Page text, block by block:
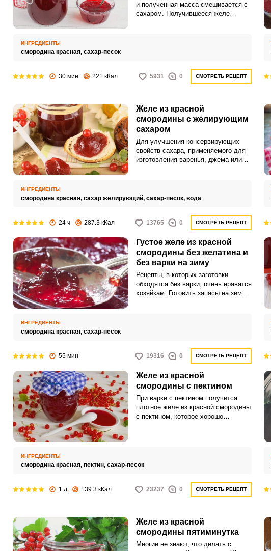
и полученная масса смешивается с
сахаром. Получившееся желе
ИНГРЕДИЕНТЫ
смородина красная, сахар-песок
30 мин 221 кКал 5931 0 СМОТРЕТЬ РЕЦЕПТ
Желе из красной
смородины с желирующим
сахаром
Для улучшения консервирующих
свойств сахара, применяемого для
изготовления варенья, джема или
сахар позволяет приготовить любое
загустевает за считанные минуты,
что не происходит, когда
ИНГРЕДИЕНТЫ
смородина красная, сахар желирующий, сахар-песок, вода
24 ч 287.3 кКал 13765 0 СМОТРЕТЬ РЕЦЕПТ
Густое желе из красной
смородины без желатина и
без варки на зиму
Рецепты, в которых заготовки
обходятся без варки, очень нравятся
хозяйкам. Готовить запасы на зиму –
ИНГРЕДИЕНТЫ
смородина красная, сахар-песок
55 мин 19316 0 СМОТРЕТЬ РЕЦЕПТ
Желе из красной
смородины с пектином
При варке с пектином получится
плотное желе из красной смородины
с пектином, которое хорошо
запах и вкус.
ИНГРЕДИЕНТЫ
смородина красная, пектин, сахар-песок
1 д 139.3 кКал 23237 0 СМОТРЕТЬ РЕЦЕПТ
Желе из красной
смородины пятиминутка
Многие не знают, что делать с